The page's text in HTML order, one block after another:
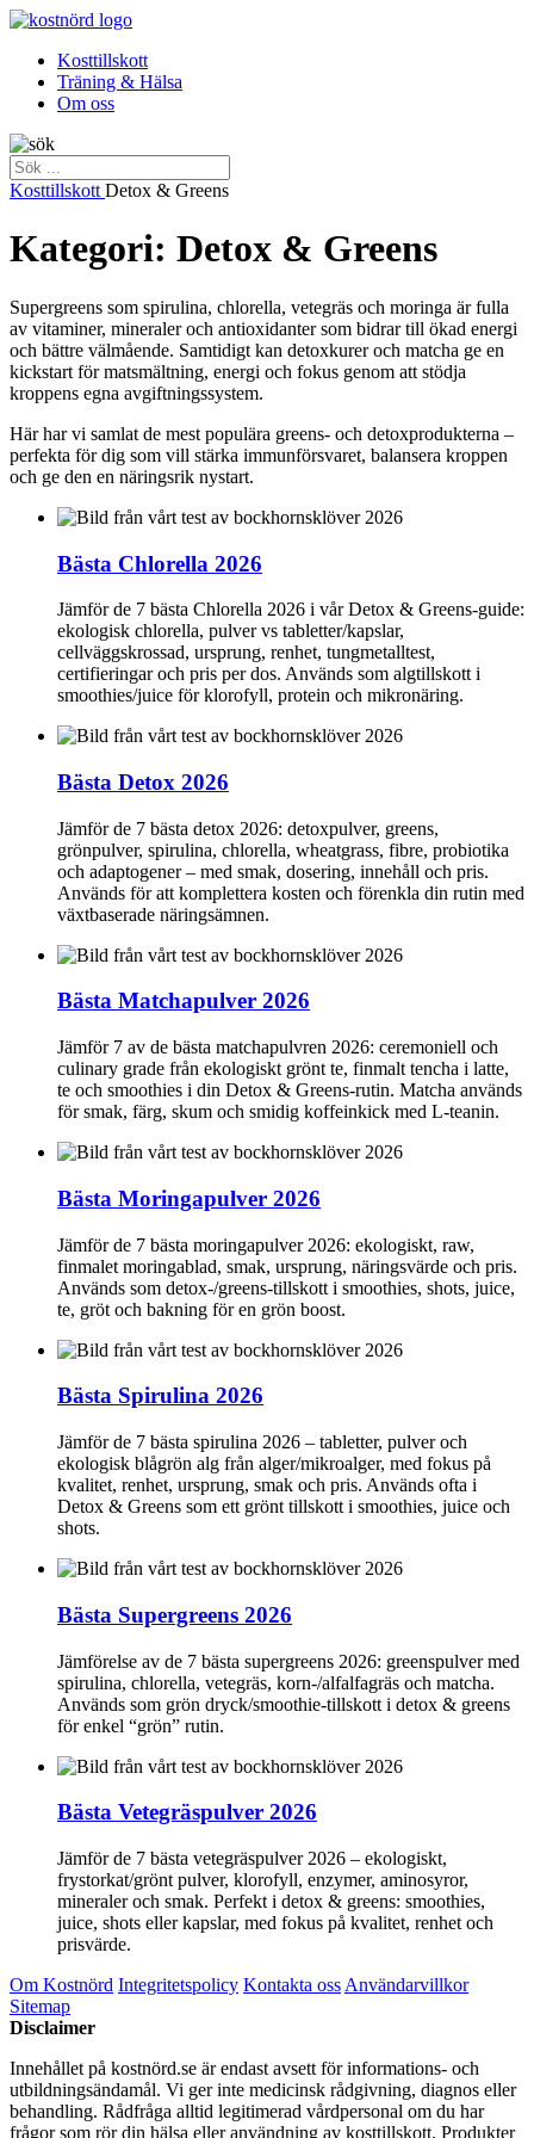
Kosttillskott
Träning & Hälsa
Om oss
Kosttillskott Detox & Greens
Kategori: Detox & Greens
Supergreens som spirulina, chlorella, vetegräs och moringa är fulla
av vitaminer, mineraler och antioxidanter som bidrar till ökad energi
och bättre välmående. Samtidigt kan detoxkurer och matcha ge en
kickstart för matsmältning, energi och fokus genom att stödja
kroppens egna avgiftningssystem.
Här har vi samlat de mest populära greens- och detoxprodukterna –
perfekta för dig som vill stärka immunförsvaret, balansera kroppen
och ge den en näringsrik nystart.
Bästa Chlorella 2026
Jämför de 7 bästa Chlorella 2026 i vår Detox & Greens-guide:
ekologisk chlorella, pulver vs tabletter/kapslar,
cellväggskrossad, ursprung, renhet, tungmetalltest,
certifieringar och pris per dos. Används som algtillskott i
smoothies/juice för klorofyll, protein och mikronäring.
Bästa Detox 2026
Jämför de 7 bästa detox 2026: detoxpulver, greens,
grönpulver, spirulina, chlorella, wheatgrass, fibre, probiotika
och adaptogener – med smak, dosering, innehåll och pris.
Används för att komplettera kosten och förenkla din rutin med
växtbaserade näringsämnen.
Bästa Matchapulver 2026
Jämför 7 av de bästa matchapulvren 2026: ceremoniell och
culinary grade från ekologiskt grönt te, finmalt tencha i latte,
te och smoothies i din Detox & Greens-rutin. Matcha används
för smak, färg, skum och smidig koffeinkick med L-teanin.
Bästa Moringapulver 2026
Jämför de 7 bästa moringapulver 2026: ekologiskt, raw,
finmalet moringablad, smak, ursprung, näringsvärde och pris.
Används som detox-/greens-tillskott i smoothies, shots, juice,
te, gröt och bakning för en grön boost.
Bästa Spirulina 2026
Jämför de 7 bästa spirulina 2026 – tabletter, pulver och
ekologisk blågrön alg från alger/mikroalger, med fokus på
kvalitet, renhet, ursprung, smak och pris. Används ofta i
Detox & Greens som ett grönt tillskott i smoothies, juice och
shots.
Bästa Supergreens 2026
Jämförelse av de 7 bästa supergreens 2026: greenspulver med
spirulina, chlorella, vetegräs, korn-/alfalfagräs och matcha.
Används som grön dryck/smoothie-tillskott i detox & greens
för enkel “grön” rutin.
Bästa Vetegräspulver 2026
Jämför de 7 bästa vetegräspulver 2026 – ekologiskt,
frystorkat/grönt pulver, klorofyll, enzymer, aminosyror,
mineraler och smak. Perfekt i detox & greens: smoothies,
juice, shots eller kapslar, med fokus på kvalitet, renhet och
prisvärde.
Om Kostnörd Integritetspolicy Kontakta oss Användarvillkor
Sitemap
Disclaimer
Innehållet på kostnörd.se är endast avsett för informations- och
utbildningsändamål. Vi ger inte medicinsk rådgivning, diagnos eller
behandling. Rådfråga alltid legitimerad vårdpersonal om du har
frågor som rör din hälsa eller användning av kosttillskott. Produkter